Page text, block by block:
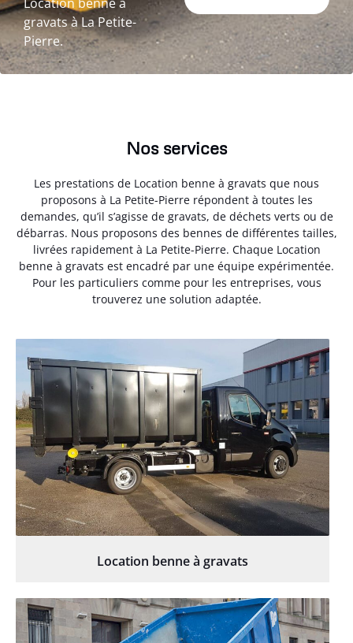
Location benne à
gravats à La Petite-
Pierre.
Nos services
Les prestations de Location benne à gravats que nous
proposons à La Petite-Pierre répondent à toutes les
demandes, qu’il s’agisse de gravats, de déchets verts ou de
débarras. Nous proposons des bennes de différentes tailles,
livrées rapidement à La Petite-Pierre. Chaque Location
benne à gravats est encadré par une équipe expérimentée.
Pour les particuliers comme pour les entreprises, vous
trouverez une solution adaptée.
Location benne à gravats